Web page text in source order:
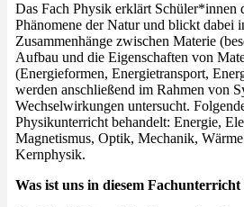
Das Fach Physik erklärt Schüler*innen
Phänomene der Natur und blickt dabei
Zusammenhänge zwischen Materie
Aufbau und die Eigenschaften von
(Energieformen, Energietransport,
werden anschließend im Rahmen von
Wechselwirkungen untersucht.
Physikunterricht behandelt: Energie,
Magnetismus, Optik, Mechanik,
Kernphysik.
Was ist uns in diesem Fachunterricht